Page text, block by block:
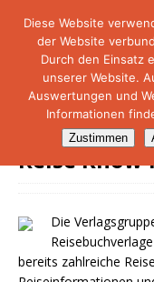
Reise Know
Die
bereits zahlreiche
Diese Website
der Website
Durch den Einsatz
unserer Website.
Auswertungen und
Informationen
Zustimmen